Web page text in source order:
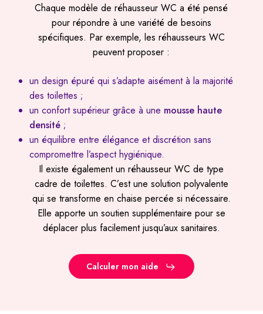
Chaque modèle de réhausseur WC a été pensé
pour répondre à une variété de besoins
spécifiques. Par exemple, les réhausseurs WC
peuvent proposer :
un design épuré qui s’adapte aisément à la majorité
des toilettes ;
un confort supérieur grâce à une mousse haute
densité ;
un équilibre entre élégance et discrétion sans
compromettre l’aspect hygiénique.
Il existe également un réhausseur WC de type
cadre de toilettes. C’est une solution polyvalente
qui se transforme en chaise percée si nécessaire.
Elle apporte un soutien supplémentaire pour se
déplacer plus facilement jusqu’aux sanitaires.
Calculer mon aide